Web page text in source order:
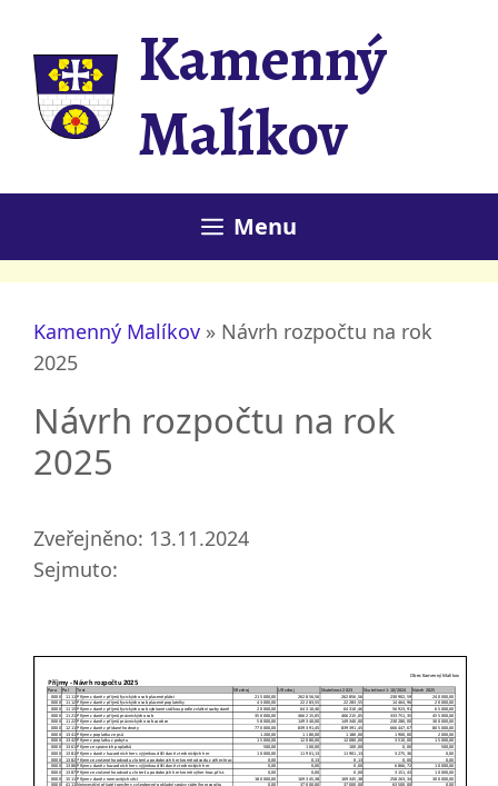
obsah
Kamenný
Malíkov
Menu
Kamenný Malíkov » Návrh rozpočtu na rok
2025
Návrh rozpočtu na rok
2025
Zveřejněno: 13.11.2024
Sejmuto: